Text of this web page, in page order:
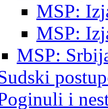
MSP:
MSP:
MSP:
i